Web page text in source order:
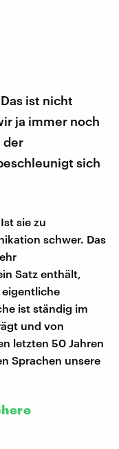
ist nicht
ja immer noch
der
sich
sie zu
schwer. Das
Satz enthält,
eigentliche
ist ständig im
und von
letzten 50 Jahren
Sprachen unsere